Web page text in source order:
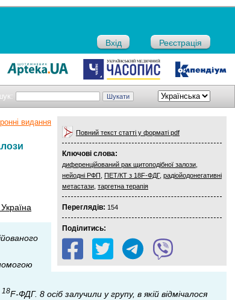
Вхід Реєстрація
Повний текст статті у форматі pdf
Ключові слова:
диференційований рак щитоподібної залози
нейодні РФП ПЕТ/КТ з 18F-ФДГ, радіойодонегативні
метастази таргетна терапія
Переглядів: 154
Поділитись:
видання
18F-ФДГ. 8 осіб залучили у групу, в якій відмічалося